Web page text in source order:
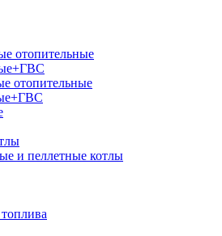
отопительные
отопительные
и пеллетные котлы